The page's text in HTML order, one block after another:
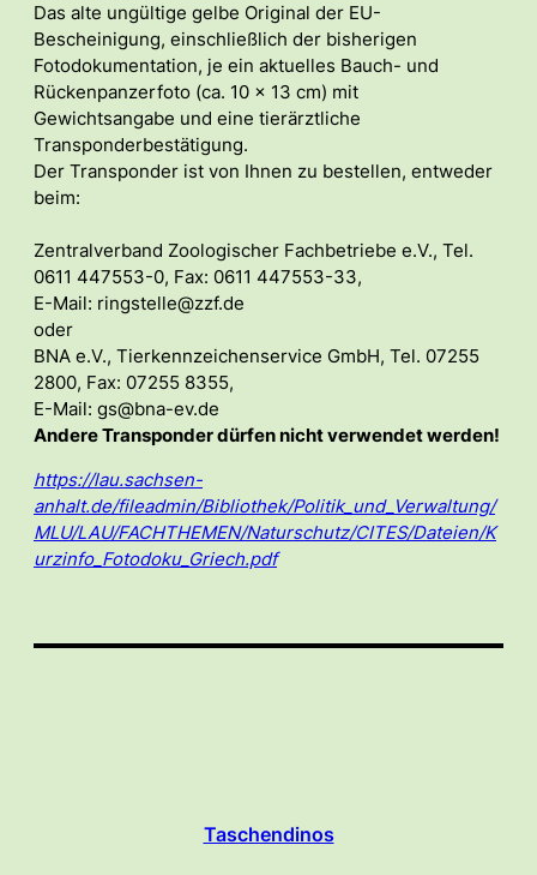
Das alte ungültige gelbe Original der EU-
Bescheinigung, einschließlich der bisherigen
Fotodokumentation, je ein aktuelles Bauch- und
Rückenpanzerfoto (ca. 10 x 13 cm) mit
Gewichtsangabe und eine tierärztliche
Transponderbestätigung.
Der Transponder ist von Ihnen zu bestellen, entweder
beim:
Zentralverband Zoologischer Fachbetriebe e.V., Tel.
0611 447553-0, Fax: 0611 447553-33,
E-Mail: ringstelle@zzf.de
oder
BNA e.V., Tierkennzeichenservice GmbH, Tel. 07255
2800, Fax: 07255 8355,
E-Mail: gs@bna-ev.de
Andere Transponder dürfen nicht verwendet werden!
https://lau.sachsen-
anhalt.de/fileadmin/Bibliothek/Politik_und_Verwaltung/
MLU/LAU/FACHTHEMEN/Naturschutz/CITES/Dateien/K
urzinfo_Fotodoku_Griech.pdf
Taschendinos